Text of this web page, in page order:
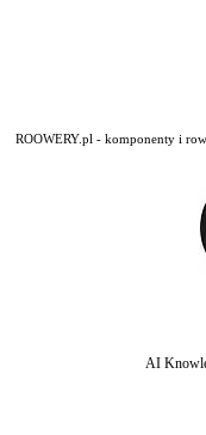
ROOWERY.pl - komponenty i
AI